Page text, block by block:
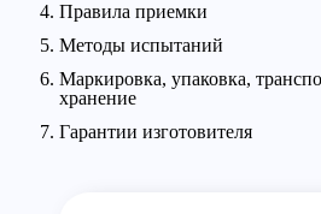
Правила приемки
Методы испытаний
Маркировка, упаковка,
хранение
Гарантии изготовителя